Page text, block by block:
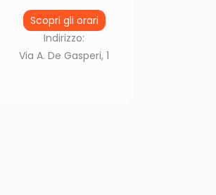
Scopri gli orari
Indirizzo:
Via A. De Gasperi, 1